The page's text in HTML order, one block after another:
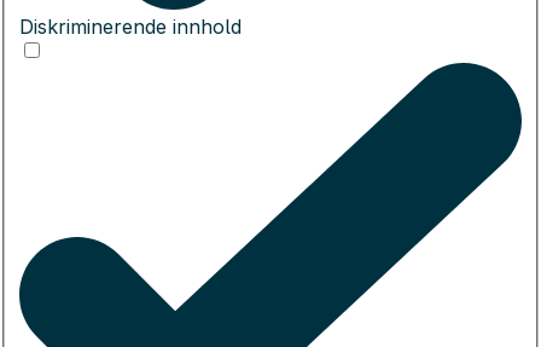
Diskriminerende innhold